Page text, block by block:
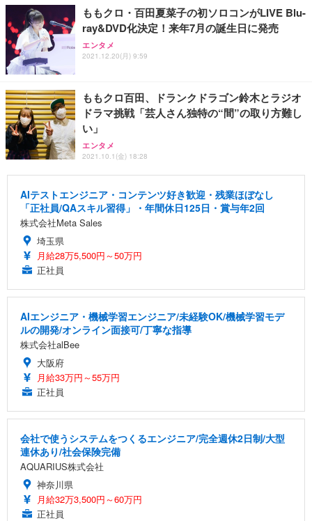
ももクロ・百田夏菜子の初ソロコンがLIVE Blu-
ray&DVD化決定！来年7月の誕生日に発売
エンタメ
2021.12.20(月) 9:59
ももクロ百田、ドランクドラゴン鈴木とラジオ
ドラマ挑戦「芸人さん独特の“間”の取り方難し
い」
エンタメ
2021.10.1(金) 18:28
AIテストエンジニア・コンテンツ好き歓迎・残業ほぼなし
「正社員/QAスキル習得」・年間休日125日・賞与年2回
株式会社Meta Sales
埼玉県
月給28万5,500円～50万円
正社員
AIエンジニア・機械学習エンジニア/未経験OK/機械学習モデ
ルの開発/オンライン面接可/丁寧な指導
株式会社alBee
大阪府
月給33万円～55万円
正社員
会社で使うシステムをつくるエンジニア/完全週休2日制/大型
連休あり/社会保険完備
AQUARIUS株式会社
神奈川県
月給32万3,500円～60万円
正社員